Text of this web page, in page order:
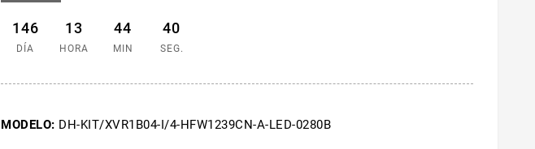
146
DÍA
13
HORA
44
MIN
40
SEG.
MODELO: DH-KIT/XVR1B04-I/4-HFW1239CN-A-LED-0280B